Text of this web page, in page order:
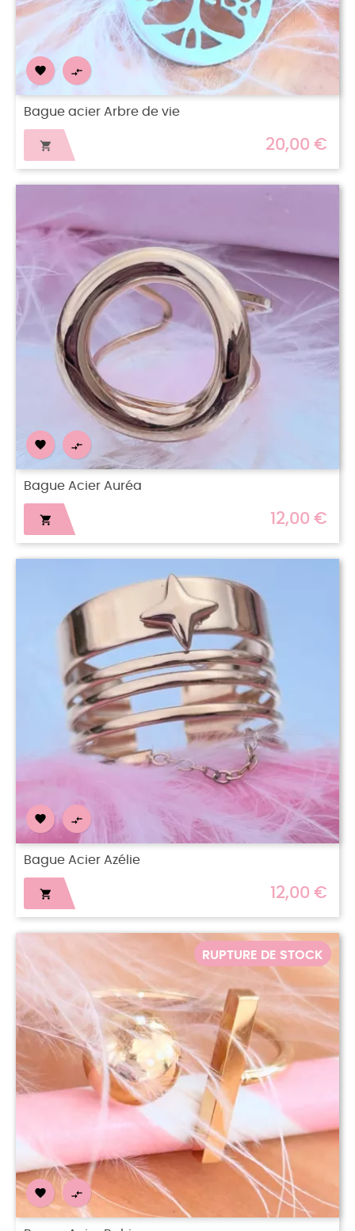
 
Bague acier Arbre de vie
 20,00 €
 
Bague Acier Auréa
 12,00 €
 
Bague Acier Azélie
 12,00 €
RUPTURE DE STOCK
 